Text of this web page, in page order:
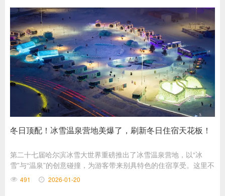
冬日顶配！冰雪温泉营地美爆了，刷新冬日住宿天花板！
第二十七届哈尔滨冰雪大世界重磅推出了冰雪温泉营地，以“冰
雪”与“温泉”的创意碰撞，为游客带来别具特色的住宿享受。这里不
仅舒适与颜值兼具，每一处都藏着令人心动的惊喜。
491 2026-01-20